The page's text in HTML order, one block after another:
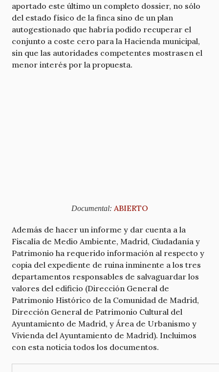
aportado este último un completo dossier, no sólo
del estado físico de la finca sino de un plan
autogestionado que habría podido recuperar el
conjunto a coste cero para la Hacienda municipal,
sin que las autoridades competentes mostrasen el
menor interés por la propuesta.
Documental: ABIERTO
Además de hacer un informe y dar cuenta a la
Fiscalía de Medio Ambiente, Madrid, Ciudadanía y
Patrimonio ha requerido información al respecto y
copia del expediente de ruina inminente a los tres
departamentos responsables de salvaguardar los
valores del edificio (Dirección General de
Patrimonio Histórico de la Comunidad de Madrid,
Dirección General de Patrimonio Cultural del
Ayuntamiento de Madrid, y Área de Urbanismo y
Vivienda del Ayuntamiento de Madrid). Incluimos
con esta noticia todos los documentos.